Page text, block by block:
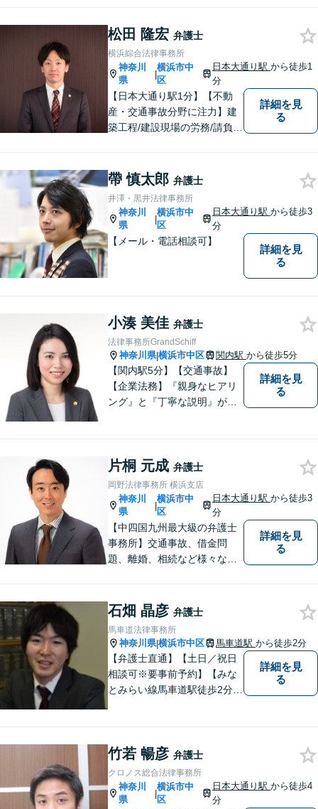
もご相談ください【大学院講
師の経験あり】難しい用語も
丁寧にわかりやすく説明しま
す【初回相談無料】【オンラ
イン可】
松田 隆宏 弁護士
横浜綜合法律事務所
神奈川
県
|
横浜市中
区
日本大通り駅から徒歩1
分
【日本大通り駅1分】【不動
産・交通事故分野に注力】建
築工程/建設現場の労務/請負契
ドバイスを提供します！ま
た、500件以上の交通事故案
件対応の実績から、皆様の利
益の最大化に努めます。【初
回相談無料】
詳細を見
る
帶 慎太郎 弁護士
井澤・黒井法律事務所
神奈川
県
|
横浜市中
区
日本大通り駅から徒歩3
分
【メール・電話相談可】
詳細を見
る
小湊 美佳 弁護士
法律事務所GrandSchiff
神奈川県|横浜市中区 関内駅 から徒歩5分
【関内駅5分】【交通事故】
【企業法務】『親身なヒアリ
ング』と『丁寧な説明』がモ
頼者様が安心して将来を過ご
せるようになるための支援を
いたします。
詳細を見
る
片桐 元成 弁護士
岡野法律事務所 横浜支店
神奈川
県
|
横浜市中
区
日本大通り駅から徒歩3
分
【中四国九州最大級の弁護士
事務所】交通事故、借金問
題、離婚、相続など様々な問
まずはお気軽にご相談くださ
い！
詳細を見
る
石畑 晶彦 弁護士
馬車道法律事務所
神奈川県|横浜市中区 馬車道駅 から徒歩2分
【弁護士直通】【土日／祝日
相談可※要事前予約】【みな
とみらい線馬車道駅徒歩2分】
件解決に取り組んでおります>
詳細を見
る
竹若 暢彦 弁護士
クロノス総合法律事務所
神奈川
県
|
横浜市中
区
日本大通り駅から徒歩4
分